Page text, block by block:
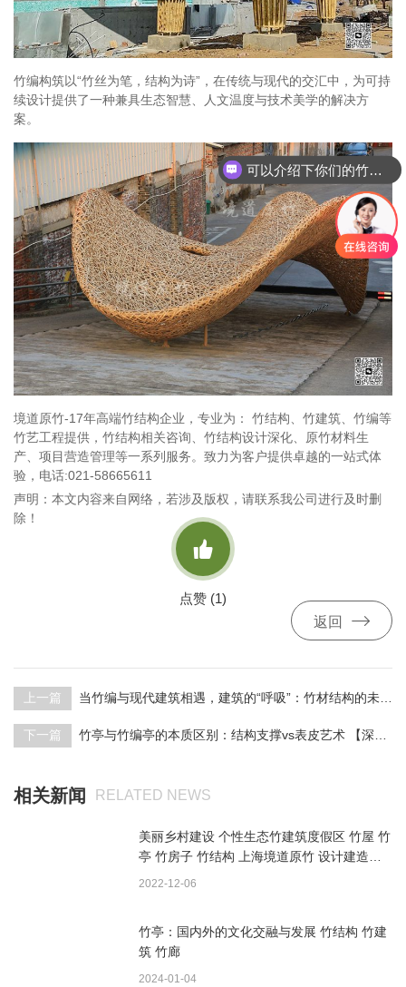
竹编构筑以“竹丝为笔，结构为诗”，在传统与现代的交汇中，为可持
续设计提供了一种兼具生态智慧、人文温度与技术美学的解决方
案。
境道原竹-17年高端竹结构企业，专业为： 竹结构、竹建筑、竹编等
竹艺工程提供，竹结构相关咨询、竹结构设计深化、原竹材料生
产、项目营造管理等一系列服务。致力为客户提供卓越的一站式体
验，电话:021-58665611
声明：本文内容来自网络，若涉及版权，请联系我公司进行及时删
除！

点赞 (1)
返回

上一篇
下一篇
相关新闻 RELATED NEWS
美丽乡村建设 个性生态竹建筑度假区 竹屋 竹
亭 竹房子 竹结构 上海境道原竹 设计建造一
体
2022-12-06
竹亭：国内外的文化交融与发展 竹结构 竹建
筑 竹廊
2024-01-04
可以介绍下你们的竹建筑产品么